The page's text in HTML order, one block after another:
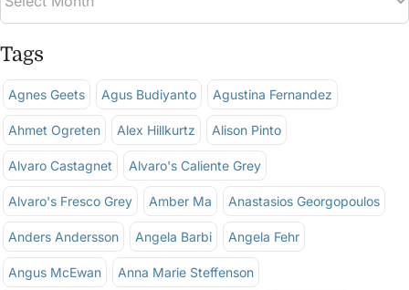
Tags
Agnes Geets Agus Budiyanto Agustina Fernandez
Ahmet Ogreten Alex Hillkurtz Alison Pinto
Alvaro Castagnet Alvaro's Caliente Grey
Alvaro's Fresco Grey Amber Ma Anastasios Georgopoulos
Anders Andersson Angela Barbi Angela Fehr
Angus McEwan Anna Marie Steffenson